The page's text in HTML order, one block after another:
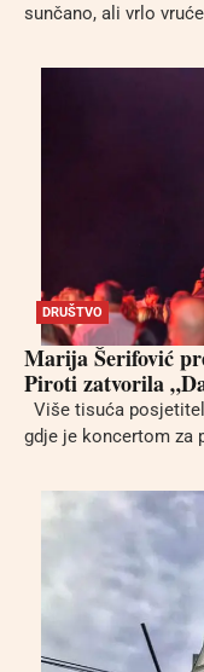
sunčano, ali vrlo
DRUŠTVO
Marija Šerifović
Piroti zatvorila
Više tisuća
gdje je koncertom za